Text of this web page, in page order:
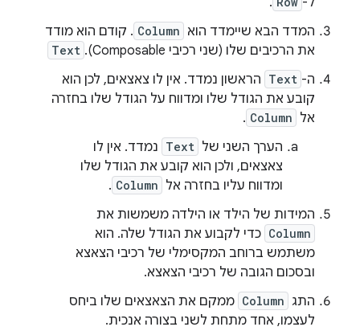
המדד הבא שיימדד הוא Column . קודם הוא מודד
את הרכיבים שלו (שני רכיבי Composable).
Text
ה- Text הראשון נמדד. אין לו צאצאים, לכן הוא
קובע את הגודל שלו ומדווח על הגודל שלו בחזרה
אל Column
.
הערך השני של Text נמדד. אין לו
צאצאים, ולכן הוא קובע את הגודל שלו
ומדווח עליו בחזרה אל Column
.
המידות של הילד או הילדה משמשות את
Column כדי לקבוע את הגודל שלה. הוא
משתמש ברוחב המקסימלי של רכיבי הצאצא
ובסכום הגובה של רכיבי הצאצא.
התג Column ממקם את הצאצאים שלו ביחס
לעצמו, אחד מתחת לשני בצורה אנכית.